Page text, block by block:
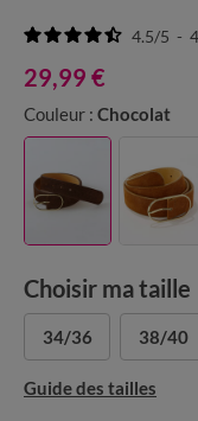
4.5/5 -
29,99 €
Couleur : Chocolat
Choisir ma taille
34/36 38/40
Guide des tailles